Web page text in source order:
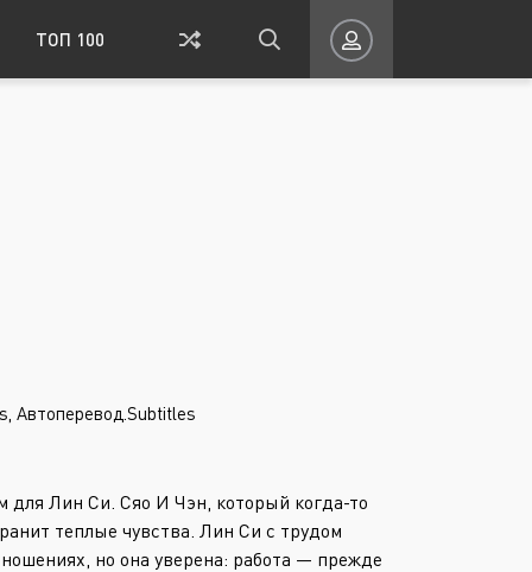
ТОП 100
Или войти через
Автоперевод.Subtitles
Лин Си. Сяо И Чэн, который когда-то
теплые чувства. Лин Си с трудом
но она уверена: работа — прежде